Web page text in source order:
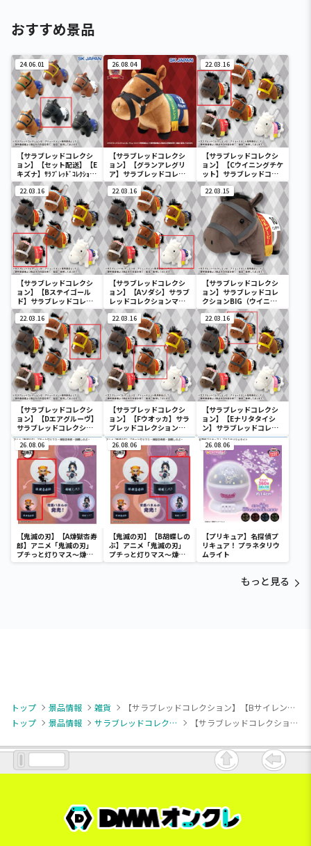
おすすめ景品
24.06.01
【サラブレッドコレクシ
ョン】【セット配送】【E
キズナ】ｻﾗﾌﾞﾚｯﾄﾞｺﾚｸｼｮﾝｿ
ﾌﾋﾞﾏｽｺｯﾄ3
26.08.04
【サラブレッドコレクシ
ョン】【グランアレグリ
ア】サラブレッドコレク
ション ふわふわBIG(グラ
ンアレグリア)
22.03.16
【サラブレッドコレクシ
ョン】【Cウイニングチケ
ット】サラブレッドコレ
クションマスコットBC3
22.03.16
【サラブレッドコレクシ
ョン】【Bステイゴール
ド】サラブレッドコレク
ションマスコットBC3
22.03.16
【サラブレッドコレクシ
ョン】【Aソダシ】サラブ
レッドコレクションマス
コットBC3
22.03.15
【サラブレッドコレクシ
ョン】サラブレッドコレ
クションBIG（ウイニン
グチケット）
22.03.16
【サラブレッドコレクシ
ョン】【Dエアグルーヴ】
サラブレッドコレクショ
ンマスコットBC3
22.03.16
【サラブレッドコレクシ
ョン】【Fウオッカ】サラ
ブレッドコレクションマ
スコットBC3
22.03.16
【サラブレッドコレクシ
ョン】【Eナリタタイシ
ン】サラブレッドコレク
ションマスコットBC3
26.08.06
【鬼滅の刃】【A煉獄杏寿
郎】アニメ「鬼滅の刃」
プチっと灯りマス～煉獄
杏寿郎・胡蝶しのぶ～
26.08.06
【鬼滅の刃】【B胡蝶しの
ぶ】アニメ「鬼滅の刃」
プチっと灯りマス～煉獄
杏寿郎・胡蝶しのぶ～
26.08.06
【プリキュア】名探偵プ
リキュア！ プラネタリウ
ムライト
もっと見る
トップ 景品情報 雑貨
【サラブレッドコレクション】【Bサイレンススズカ】サラブレッドコレクション ぬいぐるみクリップ2
トップ
景品情報 サラブレッドコレクション 【サラブレッドコレクション】【Bサイレンススズカ】サラブレッドコレクション ぬいぐるみクリップ2